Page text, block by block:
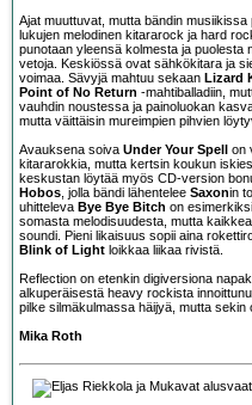
Ajat muuttuvat, mutta bändin
lukujen melodinen kitararock ja hard
punotaan yleensä kolmesta ja puolesta
vetoja. Keskiössä ovat sähkökitara ja
voimaa. Sävyjä mahtuu sekaan Lizard
Point of No Return -mahtiballadiin,
vauhdin noustessa ja painoluokan
mutta väittäisin mureimpien pihvien
Avauksena soiva Under Your Spell on
kitararokkia, mutta kertsin koukun
keskustan löytää myös CD-version
Hobos , jolla bändi lähentelee Saxonin
uhitteleva Bye Bye Bitch on
somasta melodisuudesta, mutta
soundi. Pieni likaisuus sopii aina
Blink of Light loikkaa liikaa rivistä.
Reflection on etenkin digiversiona
alkuperäisestä heavy rockista
pilke silmäkulmassa häijyä, mutta sekin
Mika Roth